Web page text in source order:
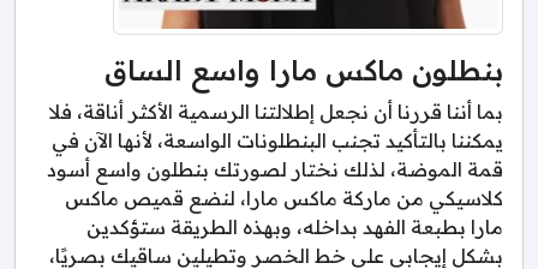
بنطلون ماكس مارا واسع الساق
بما أننا قررنا أن نجعل إطلالتنا الرسمية الأكثر أناقة، فلا
يمكننا بالتأكيد تجنب البنطلونات الواسعة، لأنها الآن في
قمة الموضة، لذلك نختار لصورتك بنطلون واسع أسود
كلاسيكي من ماركة ماكس مارا، لنضع قميص ماكس
مارا بطبعة الفهد بداخله، وبهذه الطريقة ستؤكدين
بشكل إيجابي على خط الخصر وتطيلين ساقيك بصريًا،